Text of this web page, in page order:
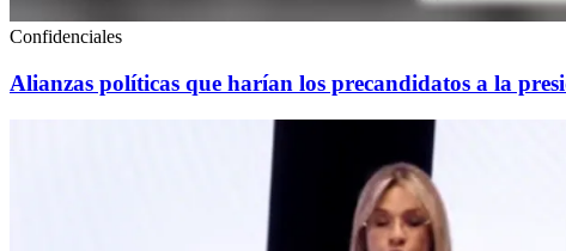
Confidenciales
Alianzas políticas que harían los precandidatos a la